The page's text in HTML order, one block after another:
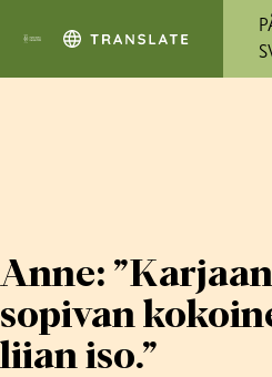
Anne:
sopivan
liian iso.”